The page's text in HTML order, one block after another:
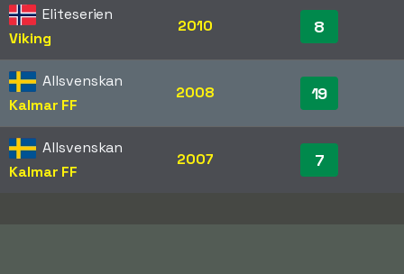
Eliteserien
Viking
2010 8
Allsvenskan
Kalmar FF
2008 19
Allsvenskan
Kalmar FF
2007 7